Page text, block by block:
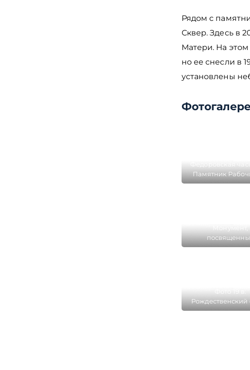
Рядом с
Сквер. Здесь в
Матери. На этом
но ее снесли в
установлены
Памятник
Площади
революции 1905
Рождественский
и